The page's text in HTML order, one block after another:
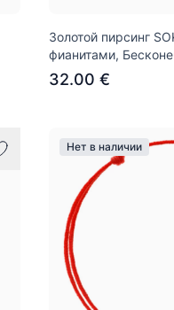
Золотой пирсинг
фианитами,
32.00 €
Нет в наличии